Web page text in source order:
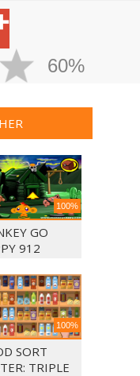
60%
100%
GO
912
100%
SORT
TRIPLE